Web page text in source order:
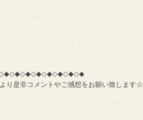
り是非コメントやご感想をお願い致します☆